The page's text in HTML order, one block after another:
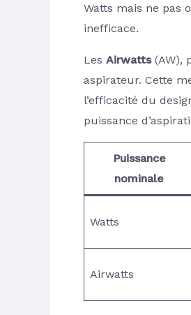
Watts mais ne pas
inefficace.
Les Airwatts(AW),
aspirateur. Cette
l’efficacité du
puissance
Puissance
nominale
Watts
Airwatts